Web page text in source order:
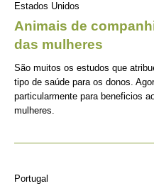
Estados Unidos
Animais de
das mulheres
São muitos os estudos que
tipo de saúde para os donos.
particularmente para beneficios
mulheres.
Portugal